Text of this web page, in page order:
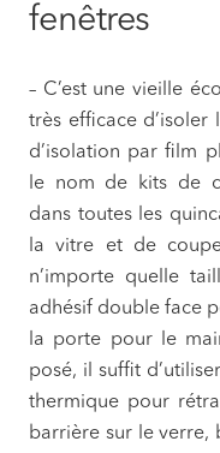
fenêtres
– C’est une vieille
très efficace d’isoler
d’isolation par film
le nom de kits de
dans toutes les
la vitre et de
n’importe quelle
adhésif double face
la porte pour le
posé, il suffit
thermique pour
barrière sur le verre,